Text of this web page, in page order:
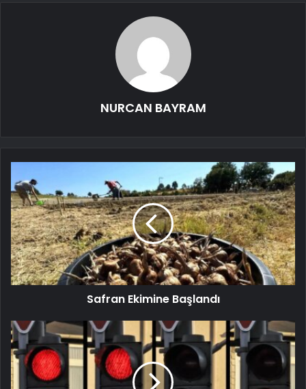
NURCAN BAYRAM
Safran Ekimine Başlandı